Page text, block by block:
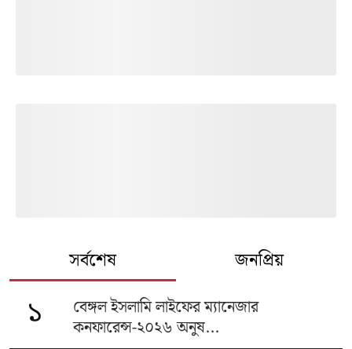
সর্বশেষ জনপ্রিয়
১
বেঙ্গল ইসলামি লাইফের ম্যানেজার
কনফারেন্স-২০২৬ অনুষ...